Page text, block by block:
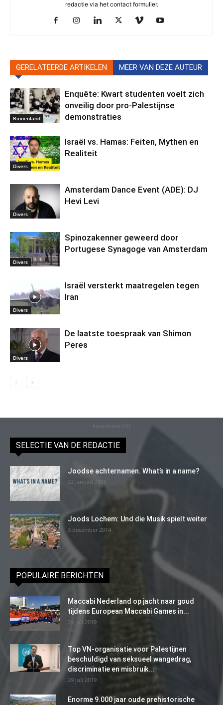
redactie via het contact formulier.
GERELATEERDE ARTIKELEN MEER VAN DEZE AUTEUR
Binnenland
Enquête: Kwart studenten voelt zich
onveilig door pro-Palestijnse
demonstraties
Divers
Israël vs. Hamas: Feiten, Mythen en
Realiteit
Divers
Amsterdam Dance Event (ADE): DJ
Hevi Levi
Divers
Spinozakenner geweerd door
Portugese Synagoge van Amsterdam
Divers
Israël versterkt maatregelen tegen
Iran
Divers
De laatste toespraak van Shimon
Peres
Advertentie (11)
SELECTIE VAN DE REDACTIE
Joodse achternamen. What’s in a name?
22 januari 2016
Joods Lochem: Und die Musik spielt weiter
3 december 2014
POPULAIRE BERICHTEN
Maccabi Nederland op jacht naar goud
tijdens European Maccabi Games in...
29 juli 2019
Top VN-organisatie voor Palestijnen
beschuldigd van seksueel wangedrag,
discriminatie en misbruik...
29 juli 2019
Enorme 9.000 jaar oude prehistorische